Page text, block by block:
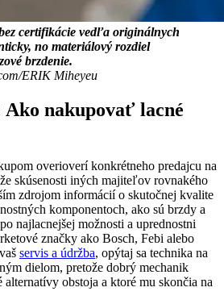
certifikácie vedľa originálnych
no materiálový rozdiel
brzdenie.
ERIK Miheyeu
nakupovať lacné
overioverí konkrétneho predajcu na
skúsenosti iných majiteľov rovnakého
zdrojom informácií o skutočnej kvalite
komponentoch, ako sú brzdy a
najlacnejšej možnosti a uprednostni
značky ako Bosch, Febi alebo
servis a údržba, opýtaj sa technika na
dielom, pretože dobrý mechanik
alternatívy obstoja a ktoré mu skončia na